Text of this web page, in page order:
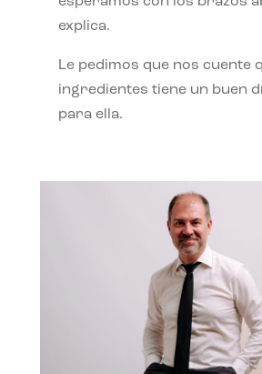
explica.
Le pedimos que nos cuente
ingredientes tiene un buen
para ella.